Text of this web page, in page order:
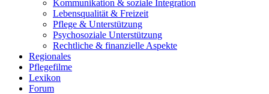
Kommunikation & soziale Integration
Lebensqualität & Freizeit
Pflege & Unterstützung
Psychosoziale Unterstützung
Rechtliche & finanzielle Aspekte
Regionales
Pflegefilme
Lexikon
Forum